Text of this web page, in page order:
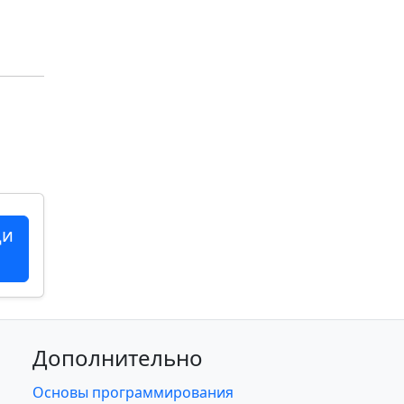
Дополнительно
Основы программирования